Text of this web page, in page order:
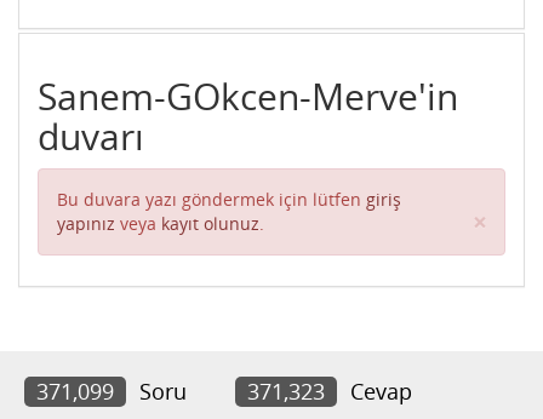
Sanem-GOkcen-Merve'in
duvarı
Bu duvara yazı göndermek için lütfen giriş
yapınız veya kayıt olunuz. ×
371,099 Soru 371,323 Cevap